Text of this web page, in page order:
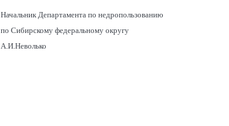
Начальник Департамента по недропользованию
по Сибирскому федеральному округу
А.И.Неволько